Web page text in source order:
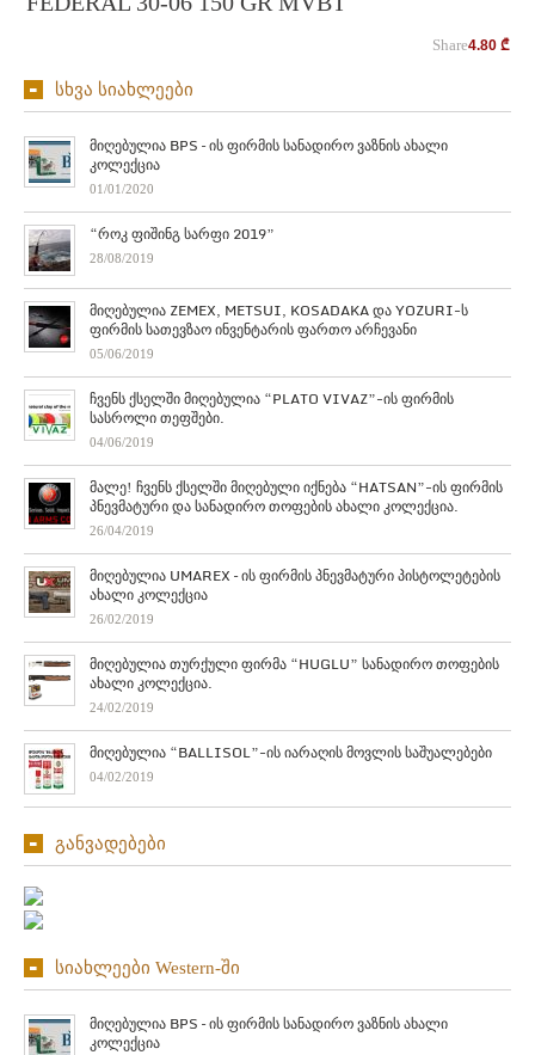
4.80 ₾
Share
სხვა სიახლეები
მიღებულია BPS – ის ფირმის სანადირო ვაზნის ახალი
კოლექცია
01/01/2020
“როკ ფიშინგ სარფი 2019”
28/08/2019
მიღებულია ZEMEX, METSUI, KOSADAKA და YOZURI-ს
ფირმის სათევზაო ინვენტარის ფართო არჩევანი
05/06/2019
ჩვენს ქსელში მიღებულია “PLATO VIVAZ”-ის ფირმის
სასროლი თეფშები.
04/06/2019
მალე! ჩვენს ქსელში მიღებული იქნება “HATSAN”-ის ფირმის
პნევმატური და სანადირო თოფების ახალი კოლექცია.
26/04/2019
მიღებულია UMAREX – ის ფირმის პნევმატური პისტოლეტების
ახალი კოლექცია
26/02/2019
მიღებულია თურქული ფირმა “HUGLU” სანადირო თოფების
ახალი კოლექცია.
24/02/2019
მიღებულია “BALLISOL”-ის იარაღის მოვლის საშუალებები
04/02/2019
განვადებები
სიახლეები Western-ში
მიღებულია BPS – ის ფირმის სანადირო ვაზნის ახალი
კოლექცია